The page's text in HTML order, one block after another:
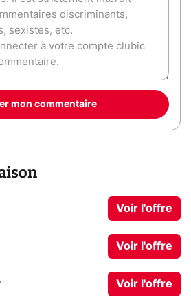
mon commentaire
Voir l'offre
Voir l'offre
Voir l'offre